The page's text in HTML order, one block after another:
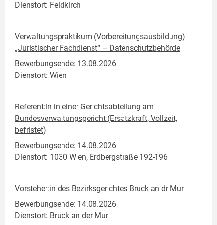
Dienstort: Feldkirch
Verwaltungspraktikum (Vorbereitungsausbildung)
„Juristischer Fachdienst“ – Datenschutzbehörde
Bewerbungsende: 13.08.2026
Dienstort: Wien
Referent:in in einer Gerichtsabteilung am
Bundesverwaltungsgericht (Ersatzkraft, Vollzeit,
befristet)
Bewerbungsende: 14.08.2026
Dienstort: 1030 Wien, Erdbergstraße 192-196
Vorsteher:in des Bezirksgerichtes Bruck an dr Mur
Bewerbungsende: 14.08.2026
Dienstort: Bruck an der Mur